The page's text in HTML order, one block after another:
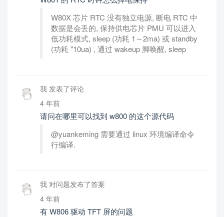
W80X 芯片 RTC 没有独立电源, 断电 RTC 中
数据是会丢的, 保持供电芯片 PMU 可以进入
低功耗模式, sleep (功耗 1～2ma) 或 standby
(功耗 "10ua) , 通过 wakeup 脚唤醒, sleep
我 发表了评论
4 年前
请问在哪里可以找到 w800 的这个源代码
@yuankeming 需要通过 linux 环境编译命令
行编译.
我 对问题发布了答案
4 年前
有 W806 驱动 TFT 屏的问题